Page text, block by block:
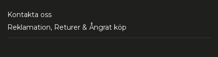
Kontakta oss
Reklamation, Returer & Ångrat köp